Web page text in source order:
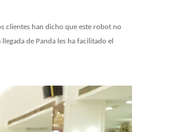
clientes han dicho que este robot no
de Panda les ha facilitado el